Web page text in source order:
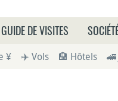
GUIDE DE VISITES
¥ ✈️ Vols 🏨 Hôtels 🚄